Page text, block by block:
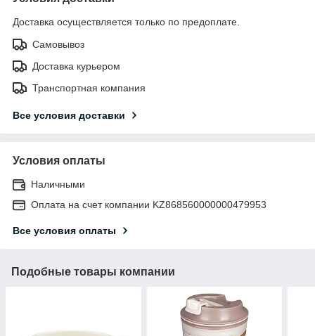
Доставка осуществляется только по предоплате.
Самовывоз
Доставка курьером
Транспортная компания
Все условия доставки
Условия оплаты
Наличными
Оплата на счет компании KZ868560000000479953
Все условия оплаты
Подобные товары компании